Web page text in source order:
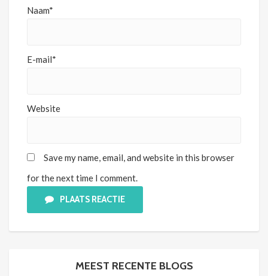
Naam*
E-mail*
Website
Save my name, email, and website in this browser
for the next time I comment.
PLAATS REACTIE
MEEST RECENTE BLOGS